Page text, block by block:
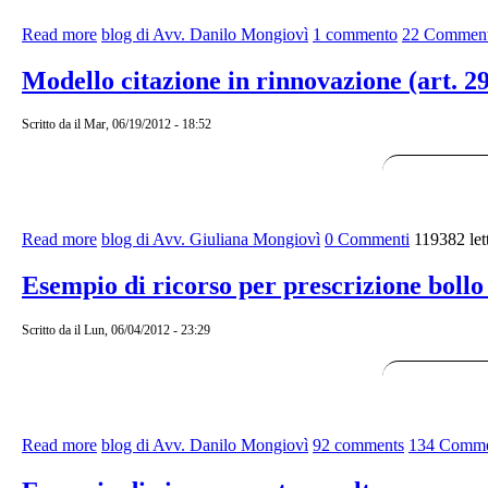
Read more about Esempio di ricorso al Prefetto contro la multa.
blog di Avv. Danilo Mongiovì 1 commento 22
Modello citazione in rinnovazione (art.
Scritto da il Mar, 06/19/2012 - 18:52
Read more about Modello citazione in rinnovazione (art. 291 c.p.c.)
blog di Avv. Giuliana Mongiovì 0 Commenti 119382
Esempio di ricorso per prescrizione bollo
Scritto da il Lun, 06/04/2012 - 23:29
Read more about Esempio di ricorso per prescrizione bollo auto.
blog di Avv. Danilo Mongiovì 92 comments 134